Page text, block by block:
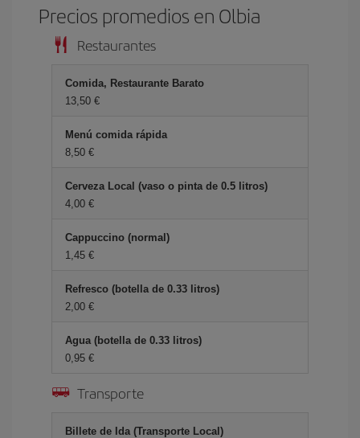
Precios promedios en Olbia
Restaurantes
Comida, Restaurante Barato
13,50 €
Menú comida rápida
8,50 €
Cerveza Local (vaso o pinta de 0.5 litros)
4,00 €
Cappuccino (normal)
1,45 €
Refresco (botella de 0.33 litros)
2,00 €
Agua (botella de 0.33 litros)
0,95 €
Transporte
Billete de Ida (Transporte Local)